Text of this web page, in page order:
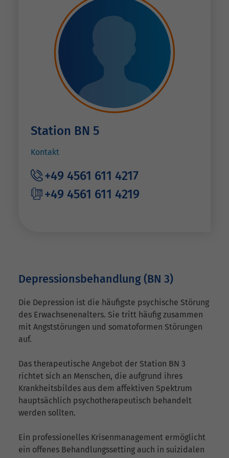
Station BN 5
Kontakt
+49 4561 611 4217
+49 4561 611 4219
Depressionsbehandlung (BN 3)
Die Depression ist die häufigste psychische Störung
des Erwachsenenalters. Sie tritt häufig zusammen
mit Angststörungen und somatoformen Störungen
auf.
Das therapeutische Angebot der Station BN 3
richtet sich an Menschen, die aufgrund ihres
Krankheitsbildes aus dem affektiven Spektrum
hauptsächlich psychotherapeutisch behandelt
werden sollten.
Ein professionelles Krisenmanagement ermöglicht
ein offenes Behandlungssetting auch in suizidalen